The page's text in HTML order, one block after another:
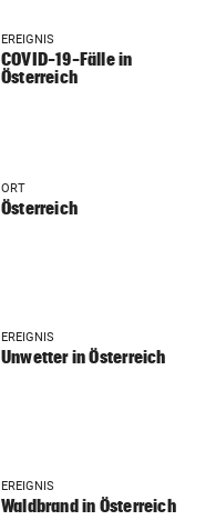
EREIGNIS
COVID-19-Fälle in
Österreich
ORT
Österreich
EREIGNIS
Unwetter in Österreich
EREIGNIS
Waldbrand in Österreich